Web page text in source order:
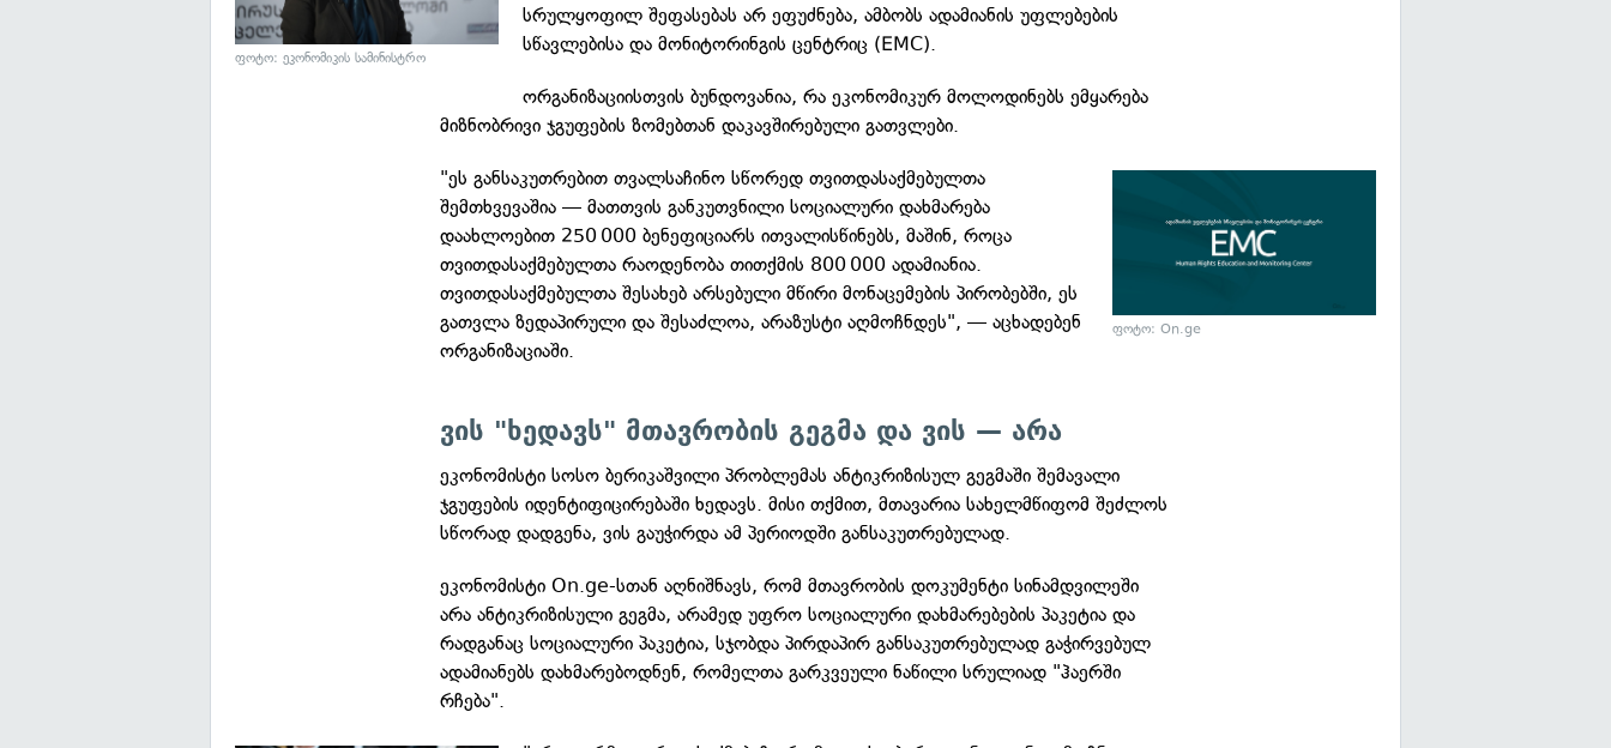
ფოტო: ეკონომიკის სამინისტრო
სრულყოფილ შეფასებას არ ეფუძნება, ამბობს ადამიანის უფლებების
სწავლებისა და მონიტორინგის ცენტრიც (EMC).
ორგანიზაციისთვის ბუნდოვანია, რა ეკონომიკურ მოლოდინებს ემყარება
მიზნობრივი ჯგუფების ზომებთან დაკავშირებული გათვლები.
ფოტო: On.ge
"ეს განსაკუთრებით თვალსაჩინო სწორედ თვითდასაქმებულთა
შემთხვევაშია — მათთვის განკუთვნილი სოციალური დახმარება
დაახლოებით 250 000 ბენეფიციარს ითვალისწინებს, მაშინ, როცა
თვითდასაქმებულთა რაოდენობა თითქმის 800 000 ადამიანია.
თვითდასაქმებულთა შესახებ არსებული მწირი მონაცემების პირობებში, ეს
გათვლა ზედაპირული და შესაძლოა, არაზუსტი აღმოჩნდეს", — აცხადებენ
ორგანიზაციაში.
ვის "ხედავს" მთავრობის გეგმა და ვის — არა
ეკონომისტი სოსო ბერიკაშვილი პრობლემას ანტიკრიზისულ გეგმაში შემავალი
ჯგუფების იდენტიფიცირებაში ხედავს. მისი თქმით, მთავარია სახელმწიფომ შეძლოს
სწორად დადგენა, ვის გაუჭირდა ამ პერიოდში განსაკუთრებულად.
ეკონომისტი On.ge-სთან აღნიშნავს, რომ მთავრობის დოკუმენტი სინამდვილეში
არა ანტიკრიზისული გეგმა, არამედ უფრო სოციალური დახმარებების პაკეტია და
რადგანაც სოციალური პაკეტია, სჯობდა პირდაპირ განსაკუთრებულად გაჭირვებულ
ადამიანებს დახმარებოდნენ, რომელთა გარკვეული ნაწილი სრულიად "ჰაერში
რჩება".